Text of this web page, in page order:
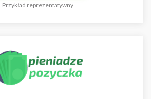
Przykład reprezentatywny